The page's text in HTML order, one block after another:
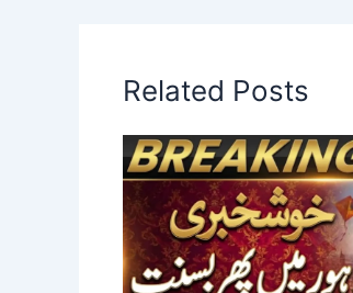
Related Posts